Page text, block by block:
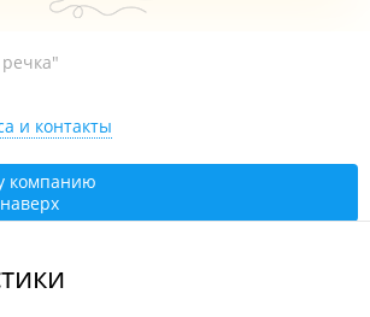
ул. Бородинская, 46/50
65
и контакты
компанию